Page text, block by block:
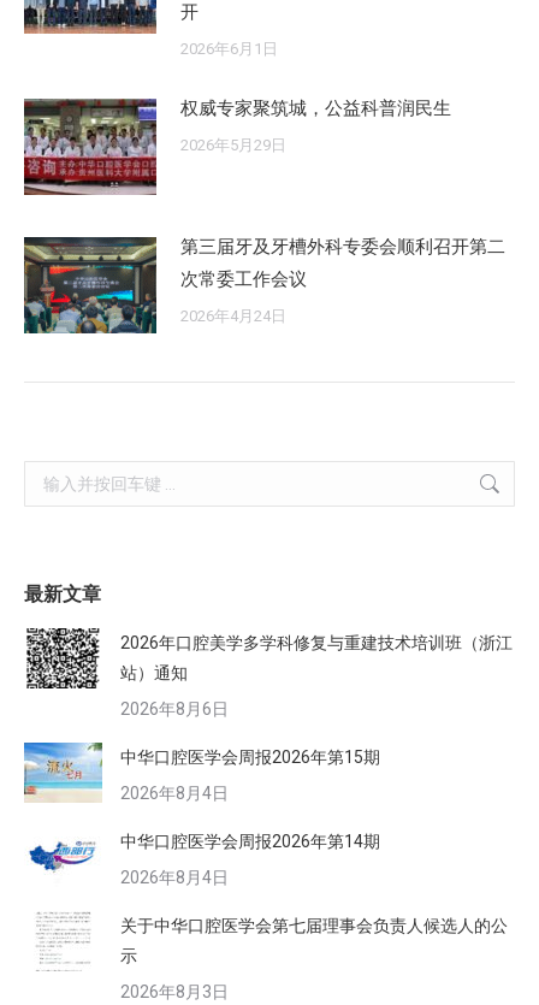
开
2026年6月1日
权威专家聚筑城，公益科普润民生
2026年5月29日
第三届牙及牙槽外科专委会顺利召开第二
次常委工作会议
2026年4月24日
Search:
最新文章
2026年口腔美学多学科修复与重建技术培训班（浙江
站）通知
2026年8月6日
中华口腔医学会周报2026年第15期
2026年8月4日
中华口腔医学会周报2026年第14期
2026年8月4日
关于中华口腔医学会第七届理事会负责人候选人的公
示
2026年8月3日